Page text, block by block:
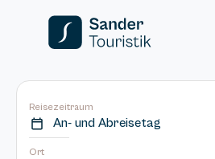
Reisezeitraum
An- und Abreisetag
Ort